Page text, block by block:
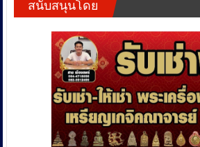
สนับสนุนโดย